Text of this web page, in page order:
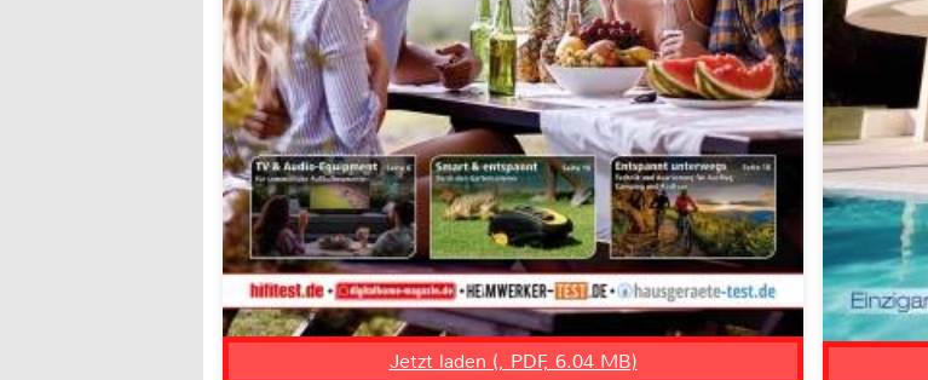
Jetzt laden (, PDF, 6.04 MB)